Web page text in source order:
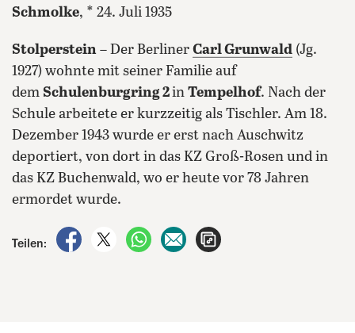
Schmolke, * 24. Juli 1935
Stolperstein – Der Berliner Carl Grunwald (Jg.
1927) wohnte mit seiner Familie auf
dem Schulenburgring 2in Tempelhof. Nach der
Schule arbeitete er kurzzeitig als Tischler. Am 18.
Dezember 1943 wurde er erst nach Auschwitz
deportiert, von dort in das KZ Groß-Rosen und in
das KZ Buchenwald, wo er heute vor 78 Jahren
ermordet wurde.
Teilen:
auf Facebook teilen
auf X teilenper WhatsApp teilen
per E-Mail teilen